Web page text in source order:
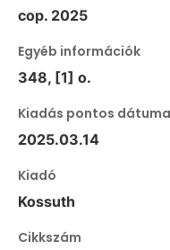
cop. 2025
Egyéb információk
348, [1] o.
Kiadás pontos dátuma
2025.03.14
Kiadó
Kossuth
Cikkszám